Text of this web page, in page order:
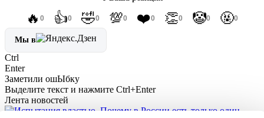
🔥 0 👍0 🤣0 💯0 ❤️0 👏0 🤡0 🤬0
Мы в
Ctrl
Enter
Заметили ошЫбку
Выделите текст и нажмите Ctrl+Enter
Лента новостей